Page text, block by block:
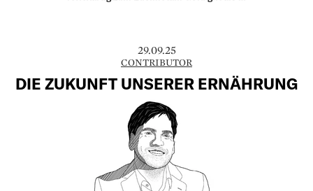
29.09.25
CONTRIBUTOR
DIE ZUKUNFT UNSERER ERNÄHRUNG